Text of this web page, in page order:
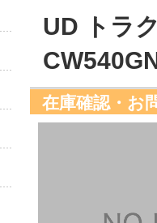
UD トラ
在庫確認・お